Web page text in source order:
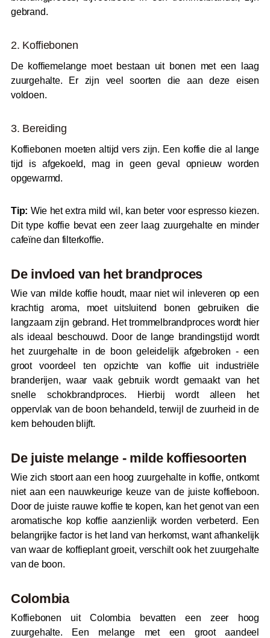
gebrand.
2. Koffiebonen
De koffiemelange moet bestaan uit bonen met een laag
zuurgehalte. Er zijn veel soorten die aan deze eisen
voldoen.
3. Bereiding
Koffiebonen moeten altijd vers zijn. Een koffie die al lange
tijd is afgekoeld, mag in geen geval opnieuw worden
opgewarmd.
Tip: Wie het extra mild wil, kan beter voor espresso kiezen.
Dit type koffie bevat een zeer laag zuurgehalte en minder
cafeïne dan filterkoffie.
De invloed van het brandproces
Wie van milde koffie houdt, maar niet wil inleveren op een
krachtig aroma, moet uitsluitend bonen gebruiken die
langzaam zijn gebrand. Het trommelbrandproces wordt hier
als ideaal beschouwd. Door de lange brandingstijd wordt
het zuurgehalte in de boon geleidelijk afgebroken - een
groot voordeel ten opzichte van koffie uit industriële
branderijen, waar vaak gebruik wordt gemaakt van het
snelle schokbrandproces. Hierbij wordt alleen het
oppervlak van de boon behandeld, terwijl de zuurheid in de
kern behouden blijft.
De juiste melange - milde koffiesoorten
Wie zich stoort aan een hoog zuurgehalte in koffie, ontkomt
niet aan een nauwkeurige keuze van de juiste koffieboon.
Door de juiste rauwe koffie te kopen, kan het genot van een
aromatische kop koffie aanzienlijk worden verbeterd. Een
belangrijke factor is het land van herkomst, want afhankelijk
van waar de koffieplant groeit, verschilt ook het zuurgehalte
van de boon.
Colombia
Koffiebonen uit Colombia bevatten een zeer hoog
zuurgehalte. Een melange met een groot aandeel